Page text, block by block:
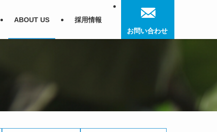
ABOUT US
採用情報
お問い合わせ